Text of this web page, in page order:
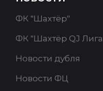
ФК "Шахтёр"
ФК "Шахтёр QJ
Новости дубля
Новости ФЦ